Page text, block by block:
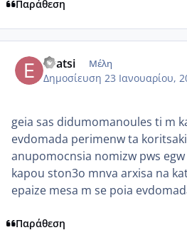
Παράθεση
evatsi Μέλη
Δημοσίευση 23 Ιανουαρίου,
geia sas didumomanoules ti m
evdomada perimenw ta
anupomocnsia nomizw pws
kapou ston3o mnva arxisa na
epaize mesa m se poia
Παράθεση